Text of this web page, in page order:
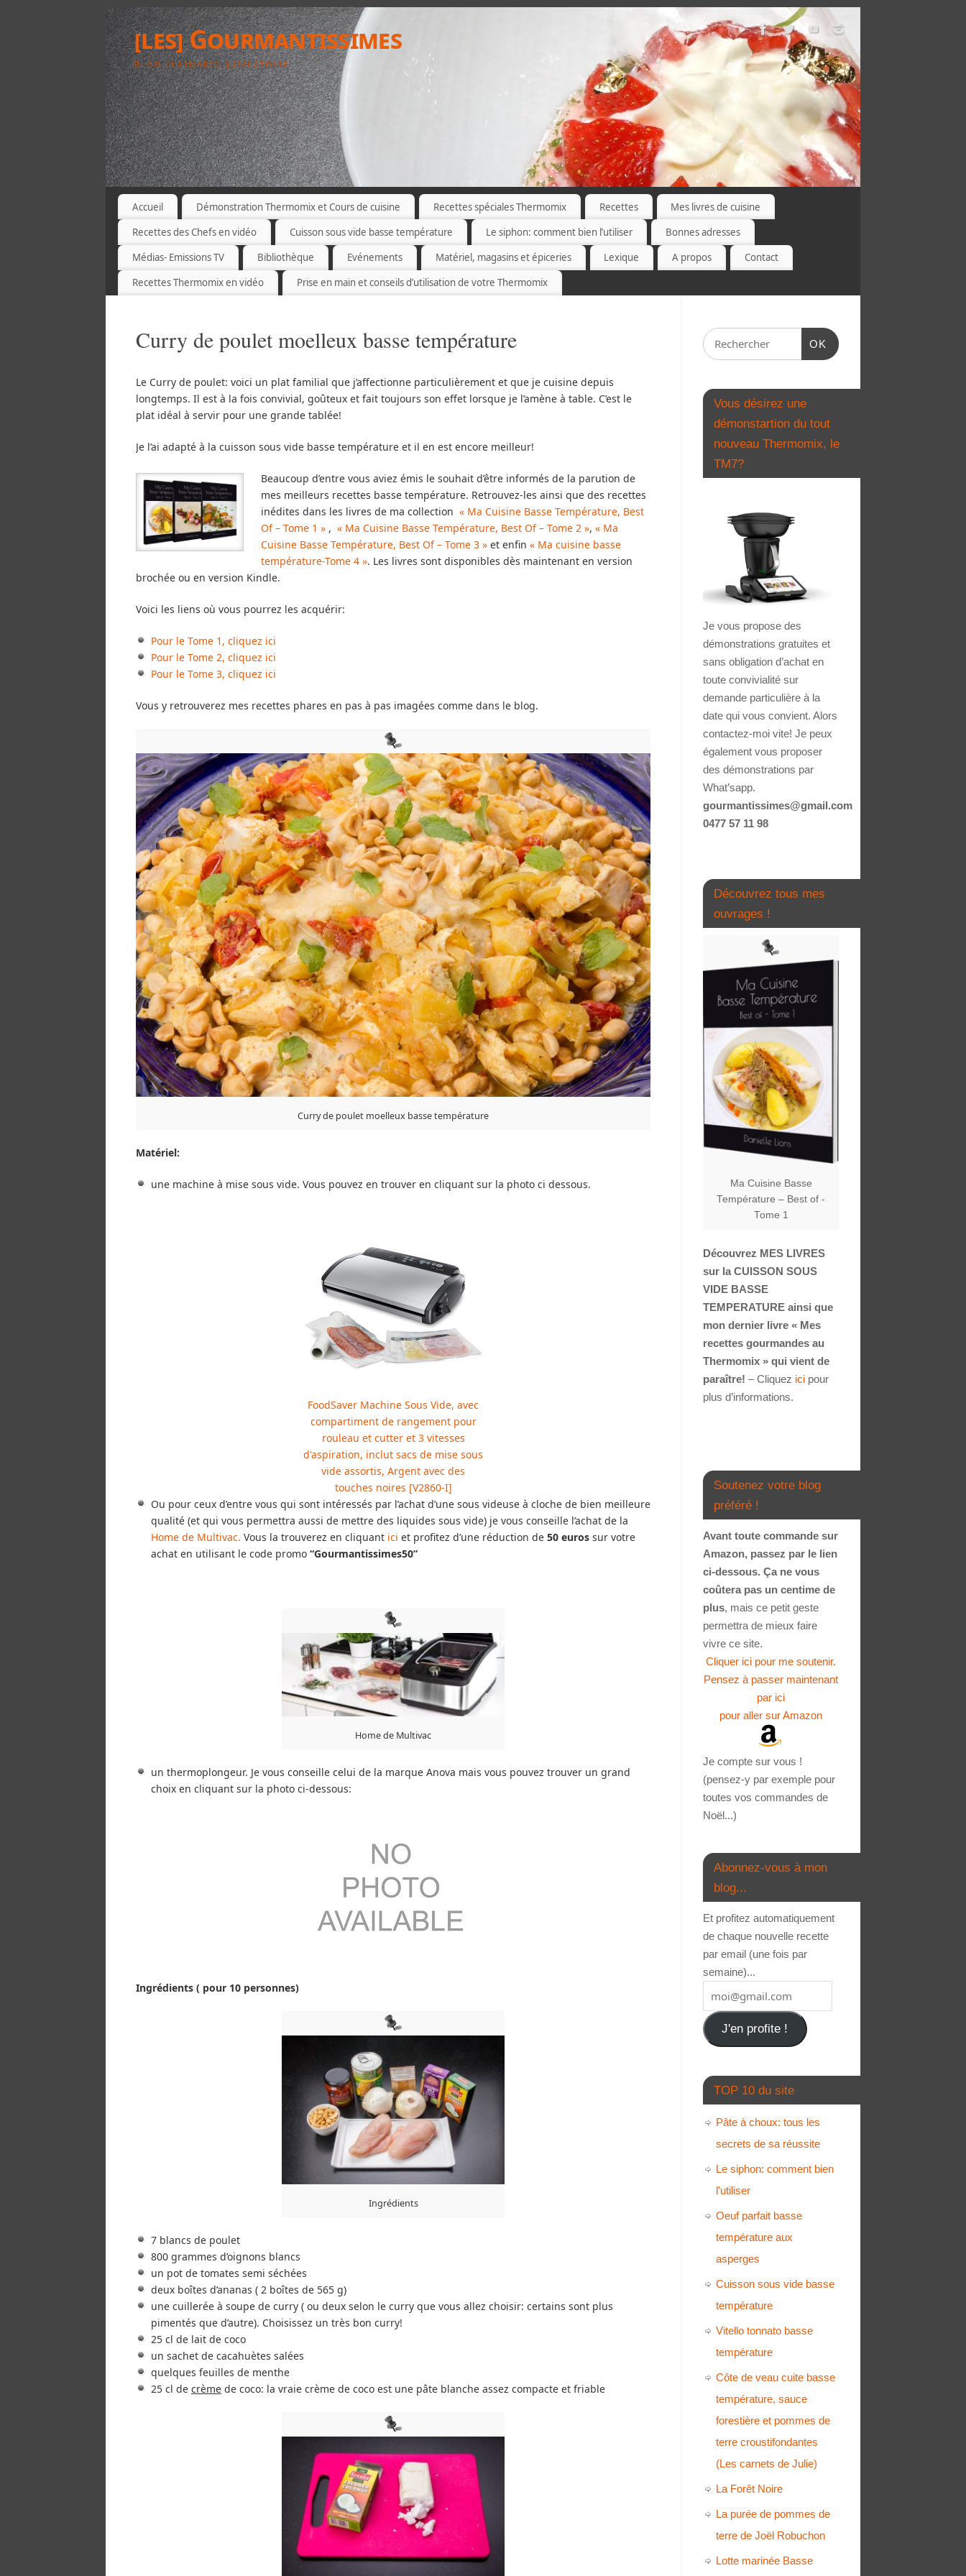
[les] Gourmantissimes
BLOG CULINARIO-JUBILATOIRE
Accueil Démonstration Thermomix et Cours de cuisine Recettes spéciales Thermomix Recettes
Mes livres de cuisine
Recettes des Chefs en vidéo
Cuisson sous vide basse température Le siphon: comment bien l’utiliser
Bonnes adresses
Médias- Emissions TV
Bibliothèque Evénements Matériel, magasins et épiceries Lexique A propos
Contact
Recettes Thermomix en vidéo
Prise en main et conseils d’utilisation de votre Thermomix
Curry de poulet moelleux basse température
Le Curry de poulet: voici un plat familial que j’affectionne particulièrement et que je cuisine depuis
longtemps. Il est à la fois convivial, goûteux et fait toujours son effet lorsque je l’amène à table. C’est le
plat idéal à servir pour une grande tablée!
Je l’ai adapté à la cuisson sous vide basse température et il en est encore meilleur!
Beaucoup d’entre vous aviez émis le souhait d’être informés de la parution de
mes meilleurs recettes basse température. Retrouvez-les ainsi que des recettes
inédites dans les livres de ma collection « Ma Cuisine Basse Température, Best
Of – Tome 1 » , « Ma Cuisine Basse Température, Best Of – Tome 2 », « Ma
Cuisine Basse Température, Best Of – Tome 3 » et enfin « Ma cuisine basse
température-Tome 4 ». Les livres sont disponibles dès maintenant en version
brochée ou en version Kindle.
Voici les liens où vous pourrez les acquérir:
Pour le Tome 1, cliquez ici
Pour le Tome 2, cliquez ici
Pour le Tome 3, cliquez ici
Vous y retrouverez mes recettes phares en pas à pas imagées comme dans le blog.
Curry de poulet moelleux basse température
Matériel:
une machine à mise sous vide. Vous pouvez en trouver en cliquant sur la photo ci dessous.
FoodSaver Machine Sous Vide, avec
compartiment de rangement pour
rouleau et cutter et 3 vitesses
d'aspiration, inclut sacs de mise sous
vide assortis, Argent avec des
touches noires [V2860-I]
Ou pour ceux d’entre vous qui sont intéressés par l’achat d’une sous videuse à cloche de bien meilleure
qualité (et qui vous permettra aussi de mettre des liquides sous vide) je vous conseille l’achat de la
Home de Multivac. Vous la trouverez en cliquant ici et profitez d’une réduction de 50 euros sur votre
achat en utilisant le code promo “Gourmantissimes50”
Home de Multivac
un thermoplongeur. Je vous conseille celui de la marque Anova mais vous pouvez trouver un grand
choix en cliquant sur la photo ci-dessous:
Ingrédients ( pour 10 personnes)
Ingrédients
7 blancs de poulet
800 grammes d’oignons blancs
un pot de tomates semi séchées
deux boîtes d’ananas ( 2 boîtes de 565 g)
une cuillerée à soupe de curry ( ou deux selon le curry que vous allez choisir: certains sont plus
pimentés que d’autre). Choisissez un très bon curry!
25 cl de lait de coco
un sachet de cacahuètes salées
quelques feuilles de menthe
25 cl de crème de coco: la vraie crème de coco est une pâte blanche assez compacte et friable
OK
Vous désirez une
démonstartion du tout
nouveau Thermomix, le
TM7?
Je vous propose des
démonstrations gratuites et
sans obligation d’achat en
toute convivialité sur
demande particulière à la
date qui vous convient. Alors
contactez-moi vite! Je peux
également vous proposer
des démonstrations par
What’sapp.
gourmantissimes@gmail.com
0477 57 11 98
Découvrez tous mes
ouvrages !
Ma Cuisine Basse
Température – Best of -
Tome 1
Découvrez MES LIVRES
sur la CUISSON SOUS
VIDE BASSE
TEMPERATURE ainsi que
mon dernier livre « Mes
recettes gourmandes au
Thermomix » qui vient de
paraître! – Cliquez ici pour
plus d’informations.
Soutenez votre blog
préféré !
Avant toute commande sur
Amazon, passez par le lien
ci-dessous. Ça ne vous
coûtera pas un centime de
plus, mais ce petit geste
permettra de mieux faire
vivre ce site.
Cliquer ici pour me soutenir.
Pensez à passer maintenant
par ici
pour aller sur Amazon
Je compte sur vous !
(pensez-y par exemple pour
toutes vos commandes de
Noël...)
Abonnez-vous à mon
blog...
Et profitez automatiquement
de chaque nouvelle recette
par email (une fois par
semaine)...
J'en profite !
TOP 10 du site
Pâte à choux: tous les
secrets de sa réussite
Le siphon: comment bien
l'utiliser
Oeuf parfait basse
température aux
asperges
Cuisson sous vide basse
température
Vitello tonnato basse
température
Côte de veau cuite basse
température, sauce
forestière et pommes de
terre croustifondantes
(Les carnets de Julie)
La Forêt Noire
La purée de pommes de
terre de Joël Robuchon
Lotte marinée Basse